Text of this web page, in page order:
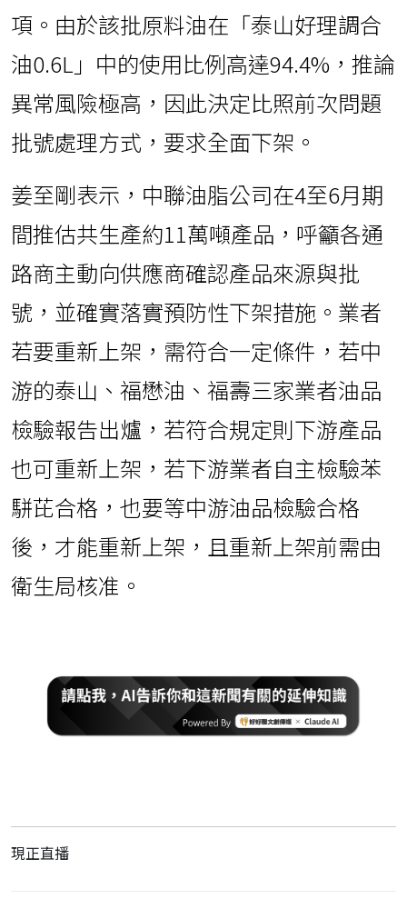
項。由於該批原料油在「泰山好理調合
油0.6L」中的使用比例高達94.4%，推論
異常風險極高，因此決定比照前次問題
批號處理方式，要求全面下架。
姜至剛表示，中聯油脂公司在4至6月期
間推估共生產約11萬噸產品，呼籲各通
路商主動向供應商確認產品來源與批
號，並確實落實預防性下架措施。業者
若要重新上架，需符合一定條件，若中
游的泰山、福懋油、福壽三家業者油品
檢驗報告出爐，若符合規定則下游產品
也可重新上架，若下游業者自主檢驗苯
駢芘合格，也要等中游油品檢驗合格
後，才能重新上架，且重新上架前需由
衛生局核准。
現正直播